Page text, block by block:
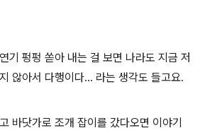
기 펑펑 쏟아 내는 걸 보면 나라도 지금 저
않아서 다행이다... 라는 생각도 들고요.
바닷가로 조개 잡이를 갔다오면 이야기